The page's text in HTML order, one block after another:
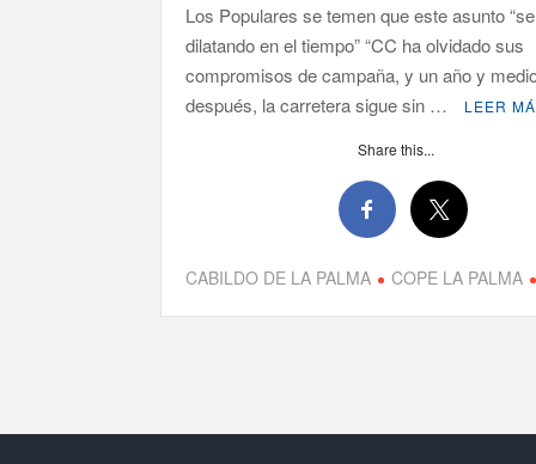
Jacob Qadri reclama prioridad para los
Los Populares se temen que este asunto
dilatando en el tiempo” “CC ha olvidado sus
compromisos de campaña, y un año y
después, la carretera sigue sin …
LEER
Share this...
CABILDO DE LA PALMA COPE LA PALMA